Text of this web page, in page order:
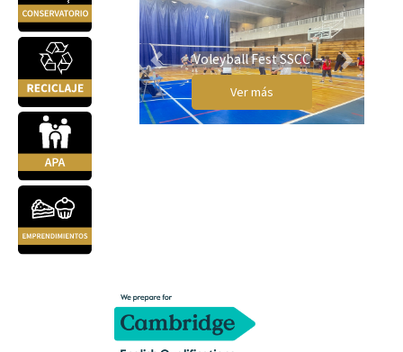
Voleyball Fest SSCC
Ver más
Previous Next